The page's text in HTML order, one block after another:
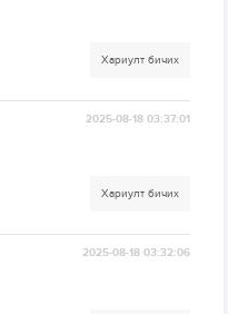
Хариулт бичих
2025-08-18 03:37:01
Хариулт бичих
2025-08-18 03:32:06